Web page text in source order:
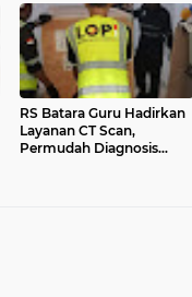
RS Batara Guru Hadirkan
Layanan CT Scan,
Permudah Diagnosis